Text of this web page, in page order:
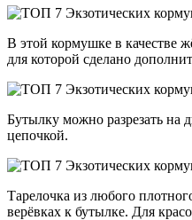
В этой кормушке в качестве
для которой сделано
Бутылку можно разрезать на
цепочкой.
Тарелочка из любого
верёвках к бутылке. Для